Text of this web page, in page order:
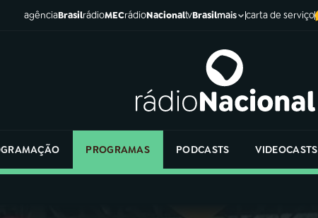
agênciaBrasilrádioMECrádioNacionaltvBrasilmais carta de serviço
PROGRAMAS PODCASTS VIDEOCASTS